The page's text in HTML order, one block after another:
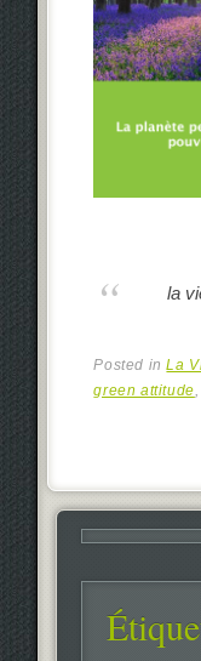
la
Posted inLa
green attitude